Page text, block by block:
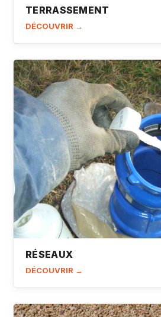
TERRASSEMENT
DÉCOUVRIR →
RÉSEAUX
DÉCOUVRIR →